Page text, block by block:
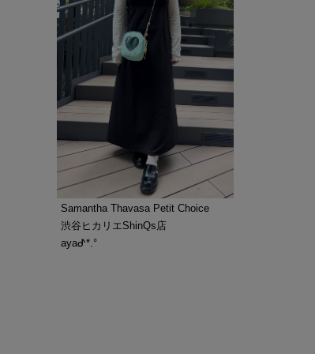
Samantha Thavasa Petit Choice
渋谷ヒカリエShinQs店
ayaᕷ*.°